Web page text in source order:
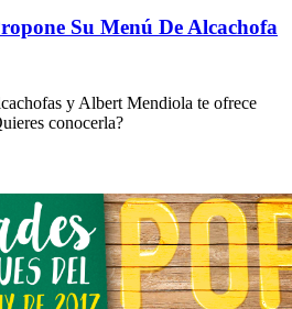
Su Menú De Alcachofa
y Albert Mendiola te ofrece
conocerla?